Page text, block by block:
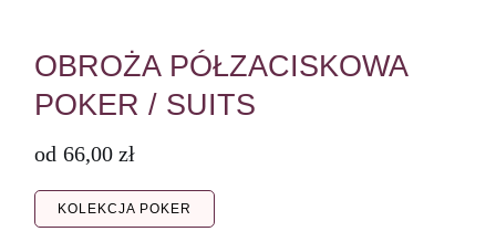
OBROŻA PÓŁZACISKOWA
POKER / SUITS
od 66,00 zł
KOLEKCJA POKER